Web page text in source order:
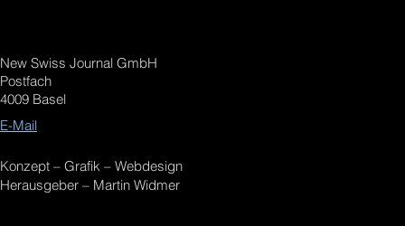
New Swiss Journal GmbH
Postfach
4009 Basel
E-Mail
Konzept – Grafik – Webdesign
Herausgeber – Martin Widmer